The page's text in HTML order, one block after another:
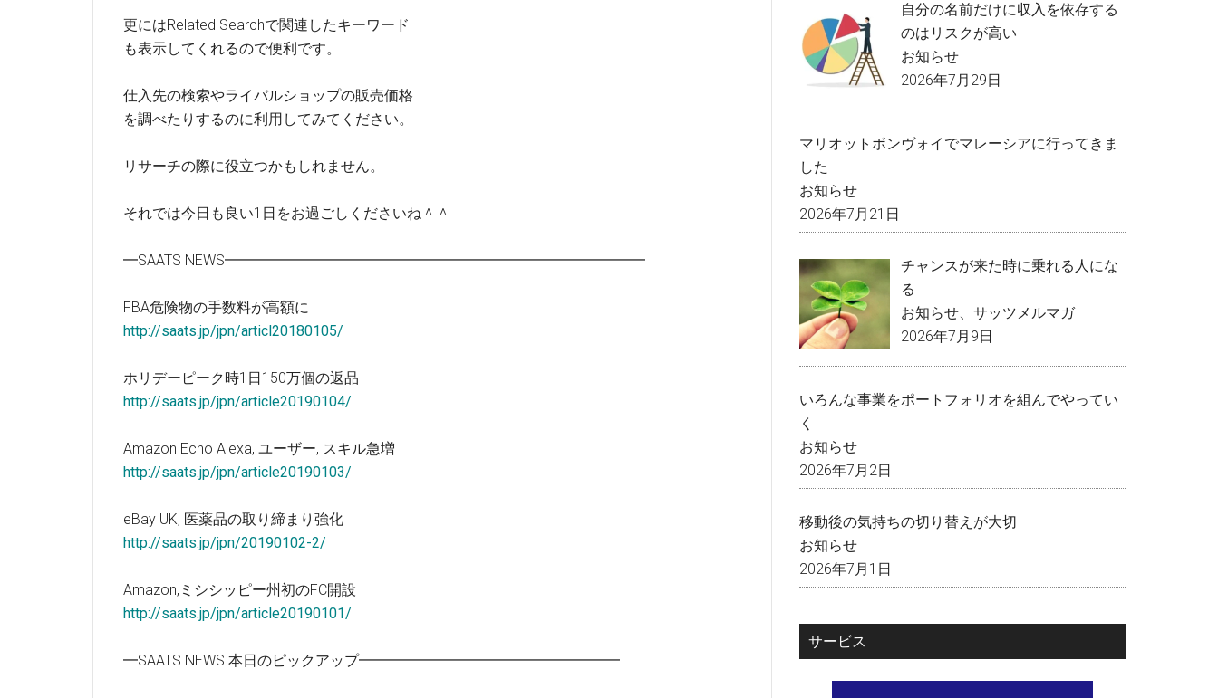
更にはRelated Searchで関連したキーワード
も表示してくれるので便利です。
仕入先の検索やライバルショップの販売価格
を調べたりするのに利用してみてください。
リサーチの際に役立つかもしれません。
それでは今日も良い1日をお過ごしくださいね＾＾
━SAATS NEWS━━━━━━━━━━━━━━━━━━━━━━━━━━━━━
FBA危険物の手数料が高額に
http://saats.jp/jpn/articl20180105/
ホリデーピーク時1日150万個の返品
http://saats.jp/jpn/article20190104/
Amazon Echo Alexa, ユーザー, スキル急増
http://saats.jp/jpn/article20190103/
eBay UK, 医薬品の取り締まり強化
http://saats.jp/jpn/20190102-2/
Amazon,ミシシッピー州初のFC開設
http://saats.jp/jpn/article20190101/
━SAATS NEWS 本日のピックアップ━━━━━━━━━━━━━━━━━━
自分の名前だけに収入を依存する
のはリスクが高い
お知らせ
2026年7月29日
マリオットボンヴォイでマレーシアに行ってきま
した
お知らせ
2026年7月21日
チャンスが来た時に乗れる人にな
る
お知らせ
サッツメルマガ
2026年7月9日
いろんな事業をポートフォリオを組んでやってい
く
お知らせ
2026年7月2日
移動後の気持ちの切り替えが大切
お知らせ
2026年7月1日
サービス